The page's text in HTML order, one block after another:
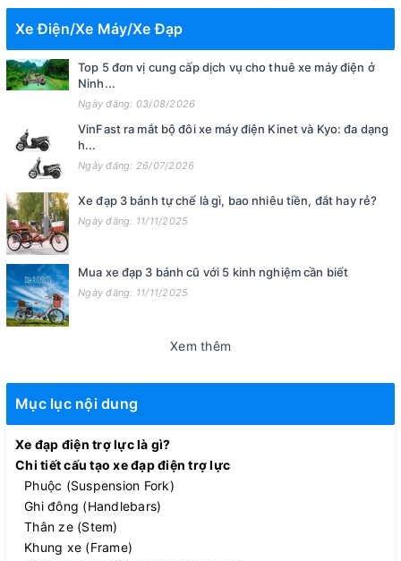
Xe Điện/Xe Máy/Xe Đạp
Top 5 đơn vị cung cấp dịch vụ cho thuê xe máy điện ở
Ninh...
Ngày đăng: 03/08/2026
VinFast ra mắt bộ đôi xe máy điện Kinet và Kyo: đa dạng
h...
Ngày đăng: 26/07/2026
Xe đạp 3 bánh tự chế là gì, bao nhiêu tiền, đắt hay rẻ?
Ngày đăng: 11/11/2025
Mua xe đạp 3 bánh cũ với 5 kinh nghiệm cần biết
Ngày đăng: 11/11/2025
Xem thêm
Mục lục nội dung
Xe đạp điện trợ lực là gì?
Chi tiết cấu tạo xe đạp điện trợ lực
Phuộc (Suspension Fork)
Ghi đông (Handlebars)
Thân ze (Stem)
Khung xe (Frame)